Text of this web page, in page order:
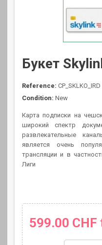
Букет
Reference: CP_SKLKO_IRD
Condition: New
Карта подписки на
широкий спектр
развлекательные
является очень
трансляции и в
Лиги
599.00 CHF